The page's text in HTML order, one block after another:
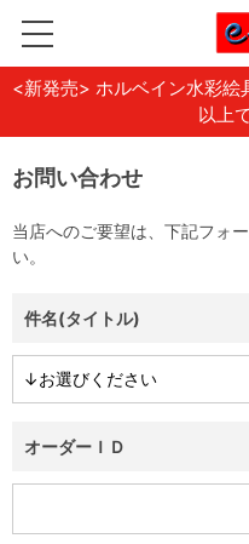
<新発売> ホルベイン水彩絵
以上
お問い合わせ
当店へのご要望は、下記フォ
い。
件名(タイトル)
オーダーＩＤ